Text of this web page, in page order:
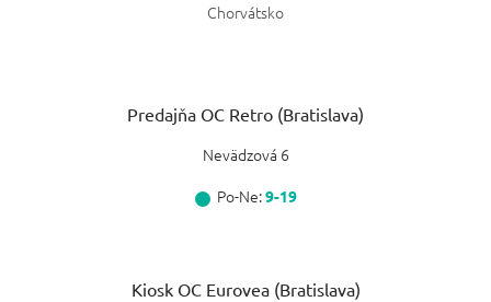
Chorvátsko
Predajňa OC Retro (Bratislava)
Nevädzová 6
Po-Ne:9-19
Kiosk OC Eurovea (Bratislava)